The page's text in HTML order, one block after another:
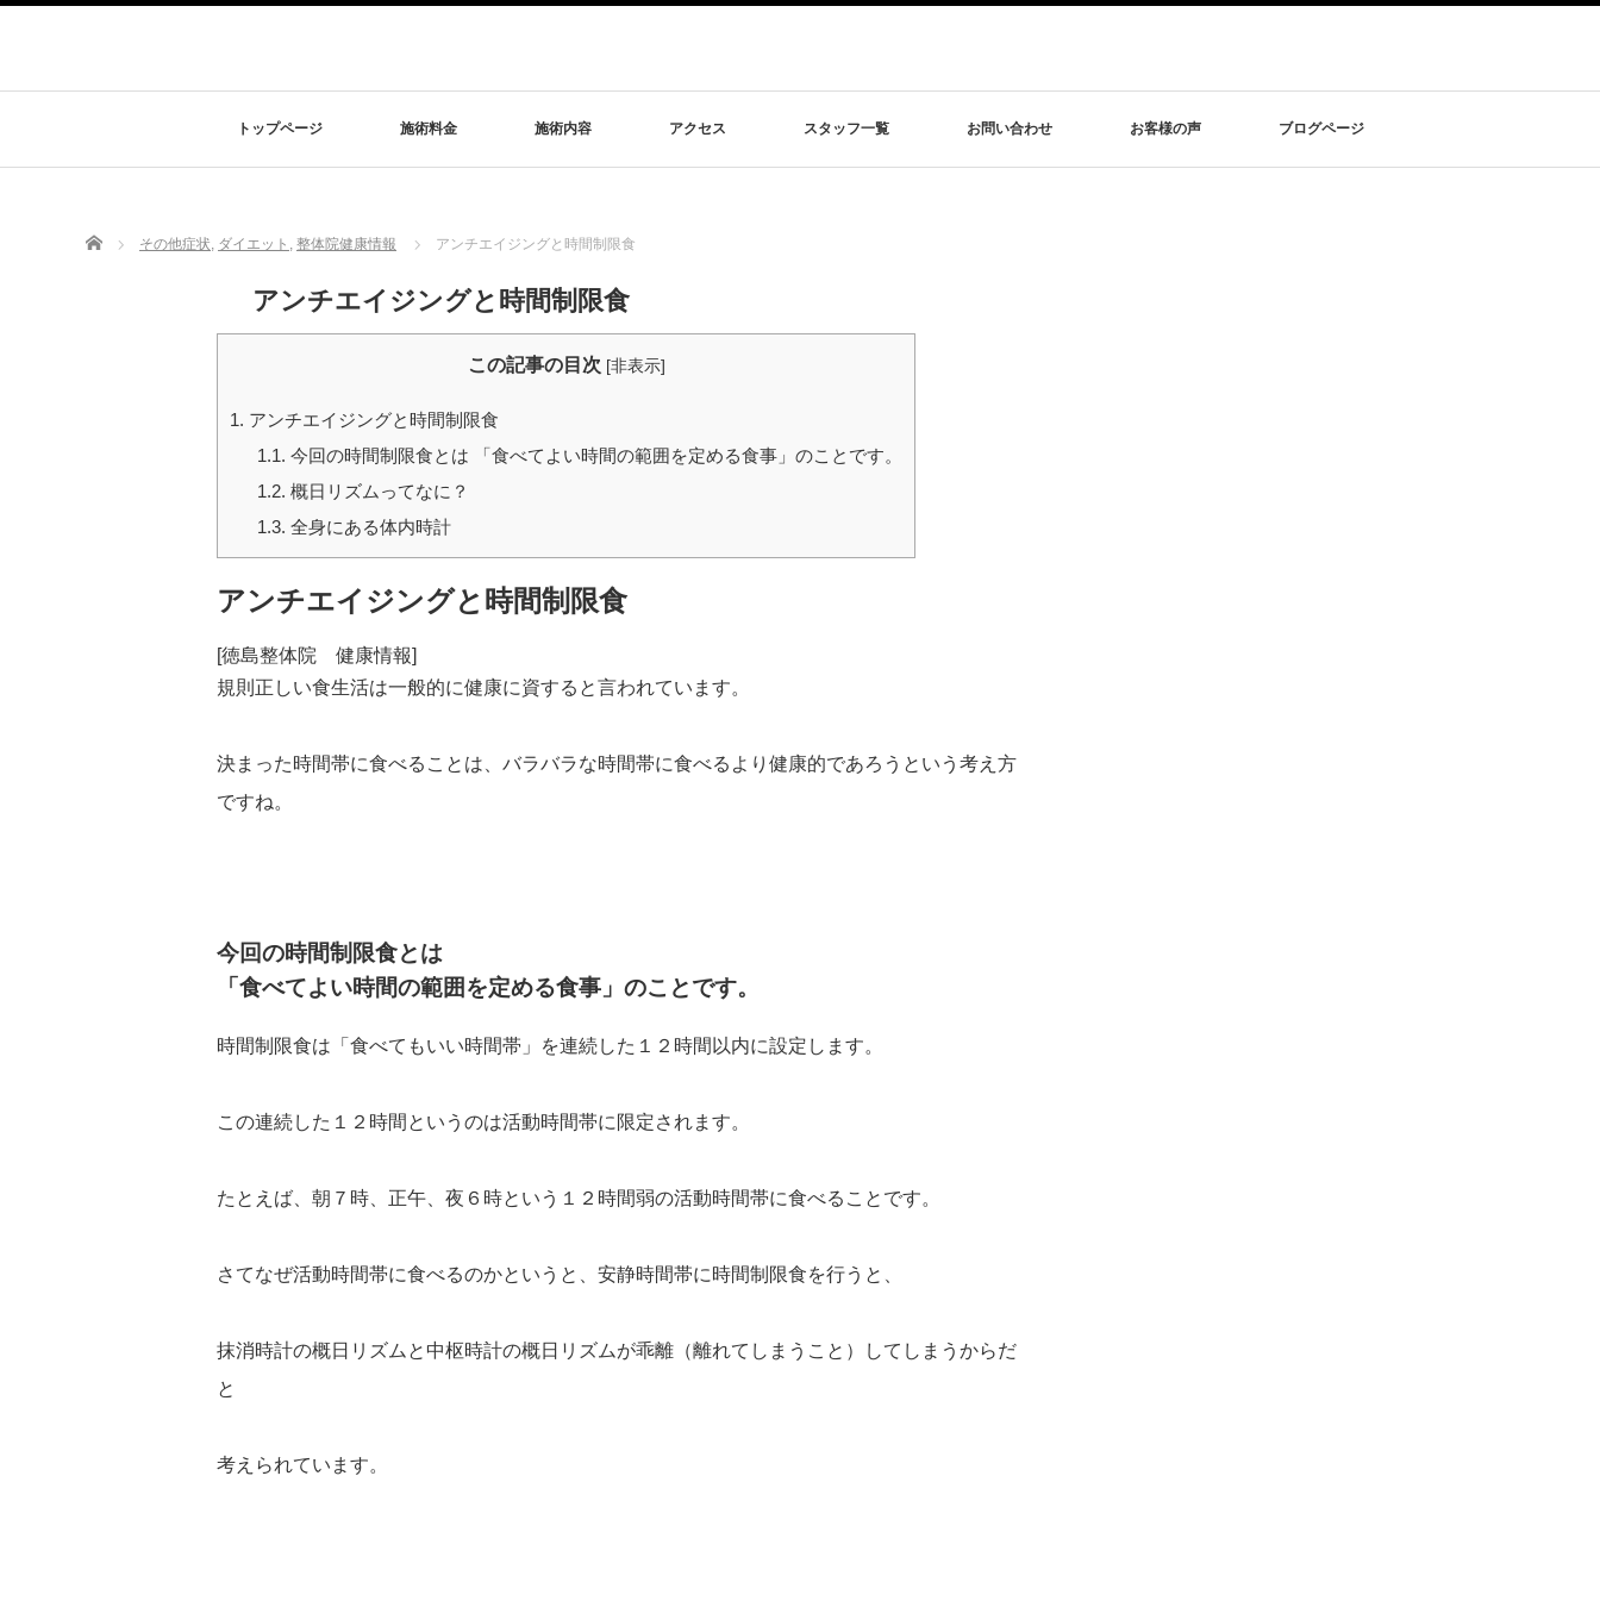
トップページ 施術料金 施術内容 アクセス スタッフ一覧 お問い合わせ お客様の声 ブログページ
Home その他症状, ダイエット , 整体院健康情報 アンチエイジングと時間制限食
アンチエイジングと時間制限食
この記事の目次 [非表示]
1. アンチエイジングと時間制限食
1.1. 今回の時間制限食とは 「食べてよい時間の範囲を定める食事」のことです。
1.2. 概日リズムってなに？
1.3. 全身にある体内時計
アンチエイジングと時間制限食
[徳島整体院 健康情報]
規則正しい食生活は一般的に健康に資すると言われています。
決まった時間帯に食べることは、バラバラな時間帯に食べるより健康的であろうという考え方
ですね。
今回の時間制限食とは
「食べてよい時間の範囲を定める食事」のことです。
時間制限食は「食べてもいい時間帯」を連続した１２時間以内に設定します。
この連続した１２時間というのは活動時間帯に限定されます。
たとえば、朝７時、正午、夜６時という１２時間弱の活動時間帯に食べることです。
さてなぜ活動時間帯に食べるのかというと、安静時間帯に時間制限食を行うと、
抹消時計の概日リズムと中枢時計の概日リズムが乖離（離れてしまうこと）してしまうからだ
と
考えられています。